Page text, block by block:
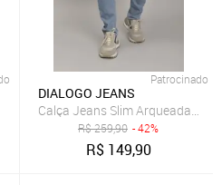
Luna Azul
Patrocinado
DIALOGO JEANS
Calça Jeans Slim Arqueada
R$259,90 - 42%
R$ 149,90